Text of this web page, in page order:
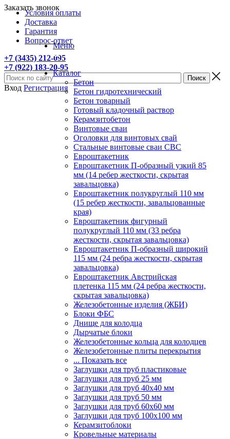
Условия оплаты
Доставка
Гарантия
Вопрос-ответ
+7 (3435) 212-095
+7 (922) 183-20-95
Заказать звонок
Вход Регистрация
Меню
Каталог
Бетон
Бетон гидротехнический
Бетон товарный
Готовый кладочный раствор
Керамзитобетон
Винтовые сваи
Оголовки для винтовых свай
Стальные винтовые сваи СВС
Евроштакетник
Евроштакетник П-образный узкий 85
мм (14 ребер жесткости, скрытая
завальцовка)
Евроштакетник полукруглый 110 мм
(15 ребер жесткости, завальцованные
края)
Евроштакетник фигурный
полукруглый 110 мм (33 ребра
жесткости, скрытая завальцовка)
Евроштакетник П-образный широкий
115 мм (24 ребра жесткости, скрытая
завальцовка)
Евроштакетник Австрийская
плетенка 115 мм (24 ребра жесткости,
скрытая завальцовка)
Железобетонные изделия (ЖБИ)
Блоки ФБС
Днище для колодца
Дырчатые блоки
Железобетонные кольца для колодцев
Железобетонные плиты перекрытия
... Показать все
Заглушки для труб пластиковые
Заглушки для труб 25 мм
Заглушки для труб 40х40 мм
Заглушки для труб 50 мм
Заглушки для труб 60х60 мм
Заглушки для труб 100х100 мм
Керамзитоблоки
Кровельные материалы